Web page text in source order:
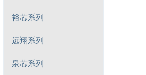
裕芯系列
远翔系列
泉芯系列